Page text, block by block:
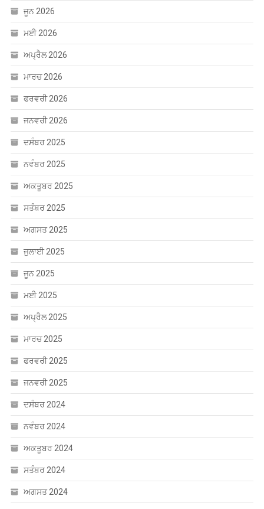
ਫਰਵਰੀ 2026
ਜਨਵਰੀ 2026
ਦਸੰਬਰ 2025
ਨਵੰਬਰ 2025
ਅਕਤੂਬਰ 2025
ਸਤੰਬਰ 2025
ਅਗਸਤ 2025
ਜੁਲਾਈ 2025
ਜੂਨ 2025
ਮਈ 2025
ਅਪ੍ਰੈਲ 2025
ਮਾਰਚ 2025
ਫਰਵਰੀ 2025
ਜਨਵਰੀ 2025
ਦਸੰਬਰ 2024
ਨਵੰਬਰ 2024
ਅਕਤੂਬਰ 2024
ਸਤੰਬਰ 2024
ਅਗਸਤ 2024
ਜੁਲਾਈ 2024
ਜੂਨ 2024
ਮਈ 2024
ਅਪ੍ਰੈਲ 2024